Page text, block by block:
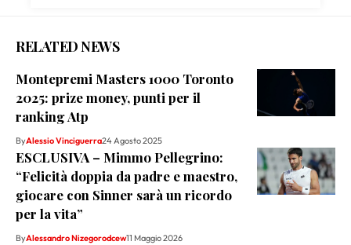
RELATED NEWS
Montepremi Masters 1000 Toronto
2025: prize money, punti per il
ranking Atp
ByAlessio Vinciguerra24 Agosto 2025
ESCLUSIVA – Mimmo Pellegrino:
“Felicità doppia da padre e maestro,
giocare con Sinner sarà un ricordo
per la vita”
ByAlessandro Nizegorodcew11 Maggio 2026